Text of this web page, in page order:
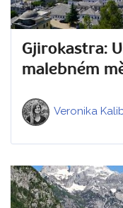
Gjirokastra:
malebném
Veronika